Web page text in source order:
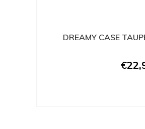
DREAMY CASE